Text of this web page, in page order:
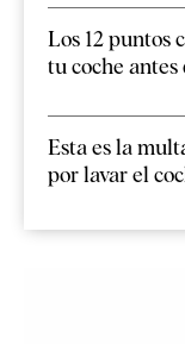
Los 12 puntos
tu coche
Esta es la
por lavar el